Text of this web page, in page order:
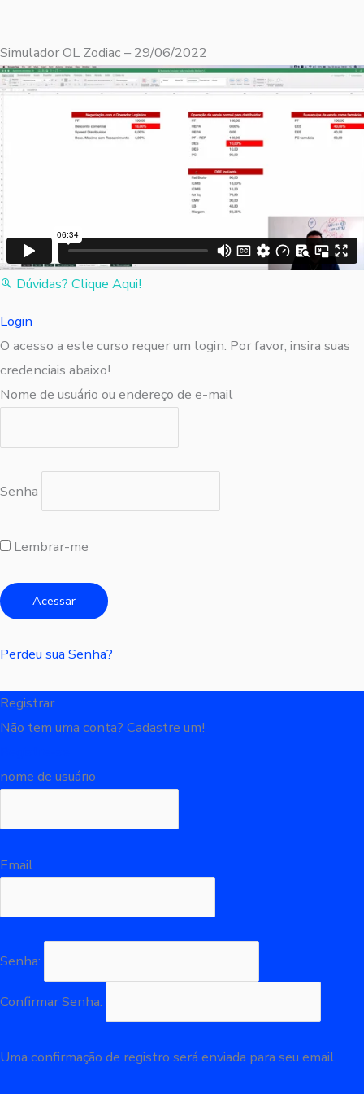
Simulador OL Zodiac – 29/06/2022
Dúvidas? Clique Aqui!
Login
O acesso a este curso requer um login. Por favor, insira suas
credenciais abaixo!
Nome de usuário ou endereço de e-mail
Senha
Lembrar-me
Perdeu sua Senha?
Registrar
Não tem uma conta? Cadastre um!
nome de usuário
Email
Senha:
Confirmar Senha:
Uma confirmação de registro será enviada para seu email.